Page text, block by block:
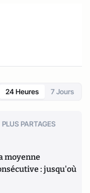
24 Heures 7 Jours
PLUS PARTAGES
moyenne
: jusqu'où